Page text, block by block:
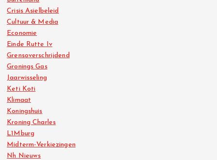
Crisis Asielbeleid
Cultuur & Media
Economie
Einde Rutte Iv
Grensoverschrijdend
Gronings Gas
Jaarwisseling
Keti Koti
Klimaat
Koningshuis
Kroning Charles
L1Mburg
Midterm-Verkiezingen
Nh Nieuws